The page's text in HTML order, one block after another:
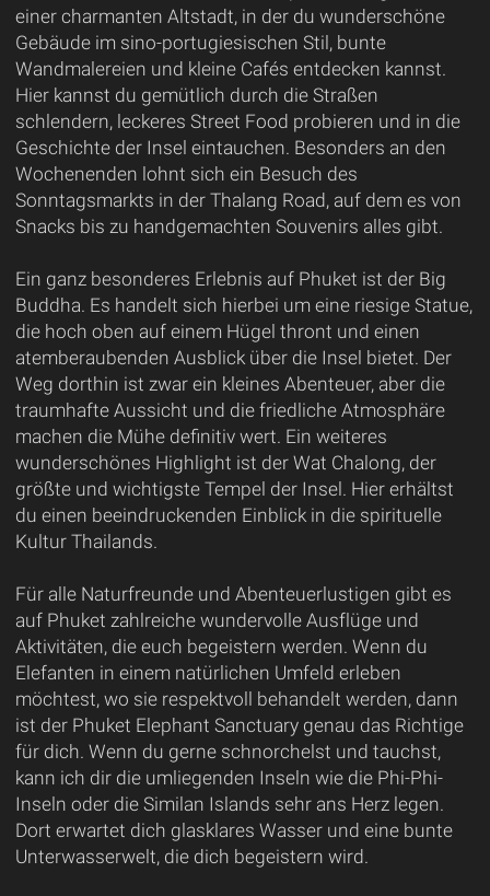
einer charmanten Altstadt, in der du wunderschöne
Gebäude im sino-portugiesischen Stil, bunte
Wandmalereien und kleine Cafés entdecken kannst.
Hier kannst du gemütlich durch die Straßen
schlendern, leckeres Street Food probieren und in die
Geschichte der Insel eintauchen. Besonders an den
Wochenenden lohnt sich ein Besuch des
Sonntagsmarkts in der Thalang Road, auf dem es von
Snacks bis zu handgemachten Souvenirs alles gibt.
Ein ganz besonderes Erlebnis auf Phuket ist der Big
Buddha. Es handelt sich hierbei um eine riesige Statue,
die hoch oben auf einem Hügel thront und einen
atemberaubenden Ausblick über die Insel bietet. Der
Weg dorthin ist zwar ein kleines Abenteuer, aber die
traumhafte Aussicht und die friedliche Atmosphäre
machen die Mühe definitiv wert. Ein weiteres
wunderschönes Highlight ist der Wat Chalong, der
größte und wichtigste Tempel der Insel. Hier erhältst
du einen beeindruckenden Einblick in die spirituelle
Kultur Thailands.
Für alle Naturfreunde und Abenteuerlustigen gibt es
auf Phuket zahlreiche wundervolle Ausflüge und
Aktivitäten, die euch begeistern werden. Wenn du
Elefanten in einem natürlichen Umfeld erleben
möchtest, wo sie respektvoll behandelt werden, dann
ist der Phuket Elephant Sanctuary genau das Richtige
für dich. Wenn du gerne schnorchelst und tauchst,
kann ich dir die umliegenden Inseln wie die Phi-Phi-
Inseln oder die Similan Islands sehr ans Herz legen.
Dort erwartet dich glasklares Wasser und eine bunte
Unterwasserwelt, die dich begeistern wird.